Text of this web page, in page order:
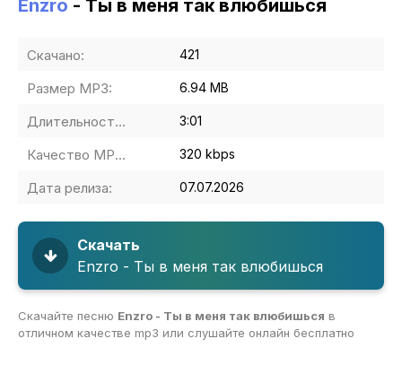
Enzro - Ты в меня так влюбишься
Скачано: 421
Размер MP3: 6.94 MB
Длительность MP3: 3:01
Качество MP3: 320 kbps
Дата релиза: 07.07.2026
Скачать
Enzro - Ты в меня так влюбишься
Скачайте песню Enzro - Ты в меня так влюбишься в
отличном качестве mp3 или слушайте онлайн бесплатно